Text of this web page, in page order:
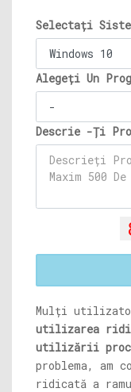
Selectați
Alegeți Un
Descrie -Ți
Mulți
utilizarea
utilizării
problema, am
ridicată a